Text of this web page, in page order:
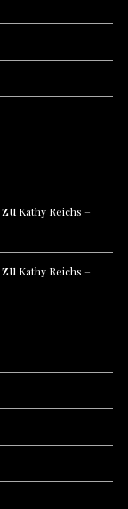
zu Kathy Reichs –
zu Kathy Reichs –